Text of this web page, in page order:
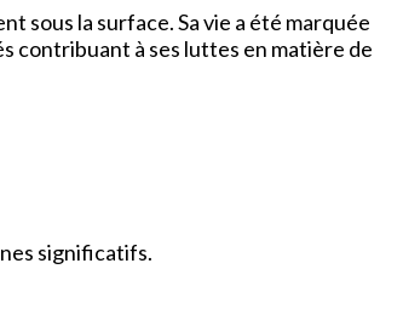
sous la surface. Sa vie a été marquée
contribuant à ses luttes en matière de
significatifs.